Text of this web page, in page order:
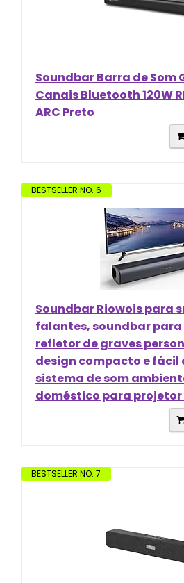
Soundbar Barra de Som
Canais Bluetooth 120W
ARC Preto
BESTSELLER NO. 6
Soundbar Riowois para
falantes, soundbar para
refletor de graves
design compacto e
sistema de som
doméstico para projetor
BESTSELLER NO. 7